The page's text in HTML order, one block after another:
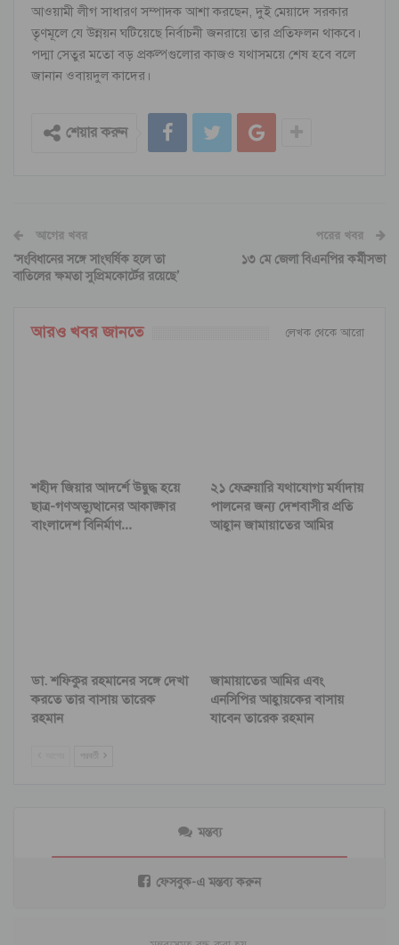
আওয়ামী লীগ সাধারণ সম্পাদক আশা করছেন, দুই মেয়াদে সরকার
তৃণমূলে যে উন্নয়ন ঘটিয়েছে নির্বাচনী জনরায়ে তার প্রতিফলন থাকবে।
পদ্মা সেতুর মতো বড় প্রকল্পগুলোর কাজও যথাসময়ে শেষ হবে বলে
জানান ওবায়দুল কাদের।
শেয়ার করুন
আগের খবর
‘সংবিধানের সঙ্গে সাংঘর্ষিক হলে তা
বাতিলের ক্ষমতা সুপ্রিমকোর্টের রয়েছে’
পরের খবর
১৩ মে জেলা বিএনপির কর্মীসভা
আরও খবর জানতে লেখক থেকে আরো
শহীদ জিয়ার আদর্শে উদ্বুদ্ধ হয়ে
ছাত্র-গণঅভ্যুত্থানের আকাঙ্ক্ষার
বাংলাদেশ বিনির্মাণ…
২১ ফেব্রুয়ারি যথাযোগ্য মর্যাদায়
পালনের জন্য দেশবাসীর প্রতি
আহ্বান জামায়াতের আমির
ডা. শফিকুর রহমানের সঙ্গে দেখা
করতে তার বাসায় তারেক
রহমান
জামায়াতের আমির এবং
এনসিপির আহ্বায়কের বাসায়
যাবেন তারেক রহমান
পরবর্তী
মন্তব্য
ফেসবুক-এ মন্তব্য করুন